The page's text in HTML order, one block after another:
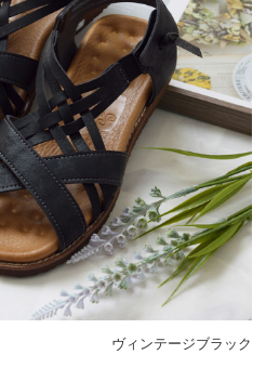
ヴィンテージブラック